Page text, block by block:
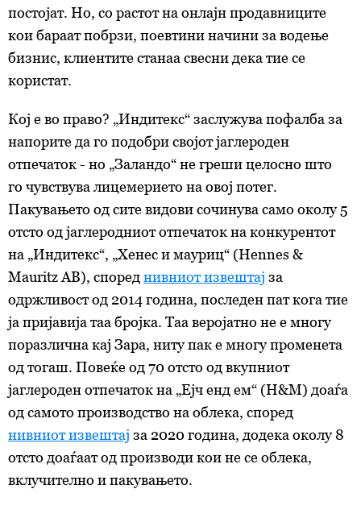
постојат. Но, со растот на онлајн продавниците
кои бараат побрзи, поевтини начини за водење
бизнис, клиентите станаа свесни дека тие се
користат.
Кој е во право? „Индитекс“ заслужува пофалба за
напорите да го подобри својот јаглероден
отпечаток - но „Заландо“ не греши целосно што
го чувствува лицемерието на овој потег.
Пакувањето од сите видови сочинува само околу 5
отсто од јаглеродниот отпечаток на конкурентот
на „Индитекс“, „Хенес и мауриц“ (Hennes &
Mauritz AB), спореднивниот извештај за
одржливост од 2014 година, последен пат кога тие
ја пријавија таа бројка. Таа веројатно не е многу
поразлична кај Зара, ниту пак е многу променета
од тогаш. Повеќе од 70 отсто од вкупниот
јаглероден отпечаток на „Ејч енд ем“ (H&M) доаѓа
од самото производство на облека, според
нивниот извештај за 2020 година, додека околу 8
отсто доаѓаат од производи кои не се облека,
вклучително и пакувањето.